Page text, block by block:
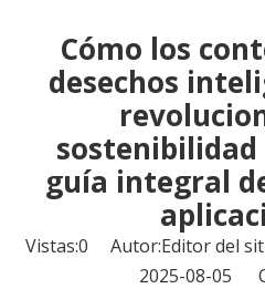
Cómo los
desechos
guía integral
Vistas:0 Autor:Editor del
2025-08-05